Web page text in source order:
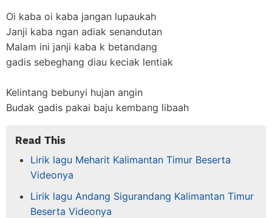
Oi kaba oi kaba jangan lupaukah
Janji kaba ngan adiak senandutan
Malam ini janji kaba k betandang
gadis sebeghang diau keciak lentiak
Kelintang bebunyi hujan angin
Budak gadis pakai baju kembang libaah
Read This
Lirik lagu Meharit Kalimantan Timur Beserta
Videonya
Lirik lagu Andang Sigurandang Kalimantan Timur
Beserta Videonya